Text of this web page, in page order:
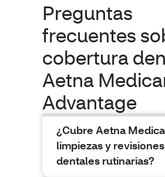
Preguntas
frecuentes
cobertura
Aetna
Advantage
¿Cubre Aetna
limpiezas y revisiones
dentales rutinarias?